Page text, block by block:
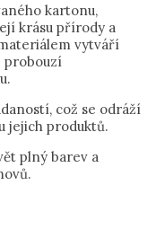
kartonu,
krásu přírody a
vytváří
probouzí
což se odráží
jejich produktů.
plný barev a